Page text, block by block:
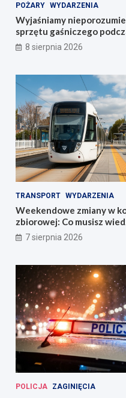
POŻARY WYDARZENIA
Wyjaśniamy
sprzętu gaśniczego
Starym Zamku
8 sierpnia 2026
TRANSPORT WYDARZENIA
Weekendowe zmiany w
zbiorowej: Co musisz
7 sierpnia 2026
POLICJA ZAGINIĘCIA